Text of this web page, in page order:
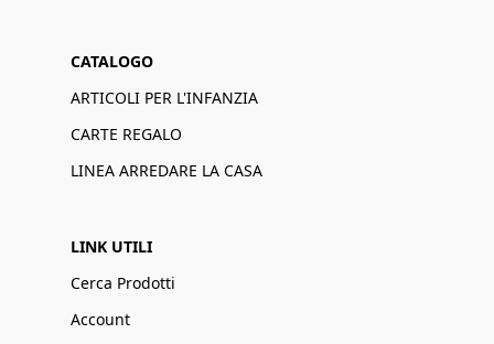
CATALOGO
ARTICOLI PER L'INFANZIA
CARTE REGALO
LINEA ARREDARE LA CASA
LINK UTILI
Cerca Prodotti
Account